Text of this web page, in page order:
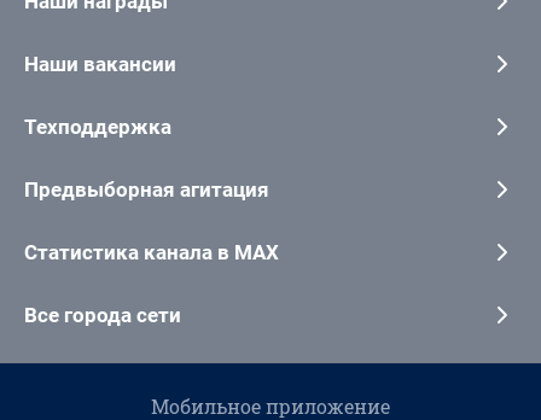
Наши вакансии
Техподдержка
Предвыборная агитация
Статистика канала в MAX
Все города сети
Мобильное приложение